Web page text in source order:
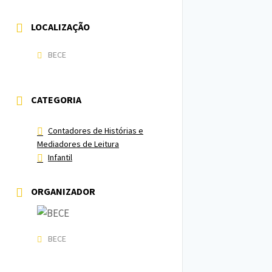
LOCALIZAÇÃO
BECE
CATEGORIA
Contadores de Histórias e
Mediadores de Leitura
Infantil
ORGANIZADOR
BECE